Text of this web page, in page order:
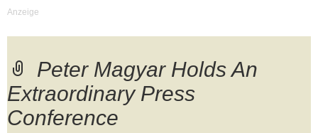
Peter Magyar Holds An
Extraordinary Press
Conference